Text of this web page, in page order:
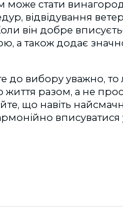
стати
відвідування
він добре
а також додає
до вибору уважно,
разом, а не
що навіть